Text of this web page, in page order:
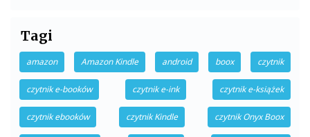
Tagi
amazon Amazon Kindle android boox czytnik
czytnik e-booków czytnik e-ink czytnik e-książek
czytnik ebooków czytnik Kindle czytnik Onyx Boox